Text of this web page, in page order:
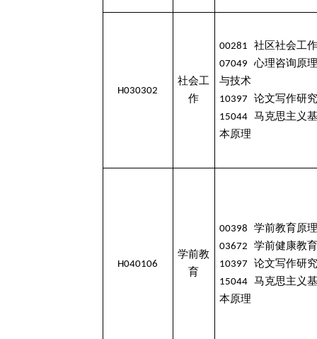
H030302
社会工
作
00281 社区社会工作
07049 心理咨询原理
与技术
10397 论文写作研究
15044 马克思主义基
本原理
H040106
学前教
育
00398 学前教育原理
03672 学前健康教育
10397 论文写作研究
15044 马克思主义基
本原理